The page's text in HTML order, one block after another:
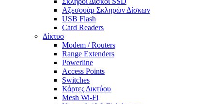
Αξεσουάρ Σκληρών Δίσκων
USB Flash
Card Readers
Δίκτυο
Modem / Routers
Range Extenders
Powerline
Access Points
Switches
Κάρτες Δικτύου
Mesh Wi-Fi